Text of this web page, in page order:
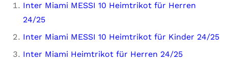
Inter Miami MESSI 10 Heimtrikot für Herren
24/25
Inter Miami MESSI 10 Heimtrikot für Kinder 24/25
Inter Miami Heimtrikot für Herren 24/25